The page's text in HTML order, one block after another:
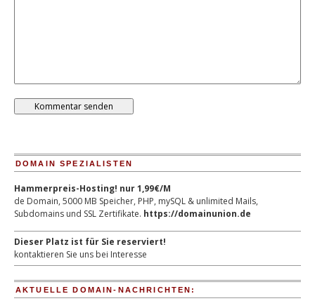
DOMAIN SPEZIALISTEN
Hammerpreis-Hosting! nur 1,99€/M
de Domain, 5000 MB Speicher, PHP, mySQL & unlimited Mails,
Subdomains und SSL Zertifikate. https://domainunion.de
Dieser Platz ist für Sie reserviert!
kontaktieren Sie uns bei Interesse
AKTUELLE DOMAIN-NACHRICHTEN: